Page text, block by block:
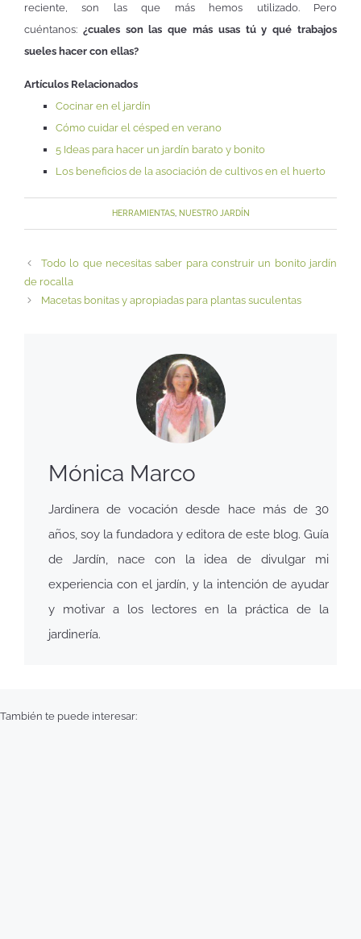
reciente, son las que más hemos utilizado. Pero
cuéntanos: ¿cuales son las que más usas tú y qué trabajos
sueles hacer con ellas?
Artículos Relacionados
Cocinar en el jardín
Cómo cuidar el césped en verano
5 Ideas para hacer un jardín barato y bonito
Los beneficios de la asociación de cultivos en el huerto
HERRAMIENTAS, NUESTRO JARDÍN
Todo lo que necesitas saber para construir un bonito jardín
de rocalla
Macetas bonitas y apropiadas para plantas suculentas
Mónica Marco
Jardinera de vocación desde hace más de 30
años, soy la fundadora y editora de este blog. Guía
de Jardín, nace con la idea de divulgar mi
experiencia con el jardín, y la intención de ayudar
y motivar a los lectores en la práctica de la
jardinería.
También te puede interesar: